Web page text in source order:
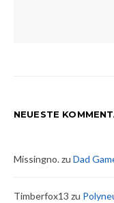
NEUESTE
Missingno.zu Dad
Timberfox13 zu